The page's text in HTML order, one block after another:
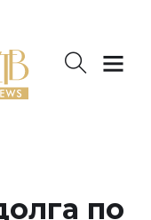
по